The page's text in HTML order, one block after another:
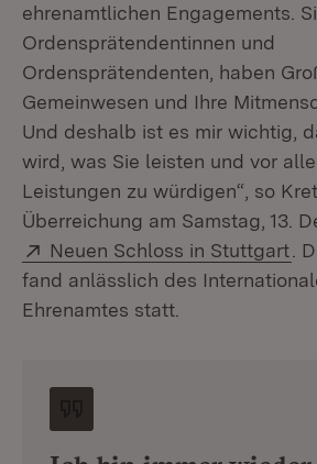
ehrenamtlichen Engagements.
Ordensprätendentinnen und
Ordensprätendenten, haben
Gemeinwesen und Ihre
Und deshalb ist es mir wichtig,
wird, was Sie leisten und vor
Leistungen zu würdigen“, so
Überreichung am Samstag, 13.
Extern:
Neuen Schloss in Stuttgart .
fand anlässlich des
Ehrenamtes statt.